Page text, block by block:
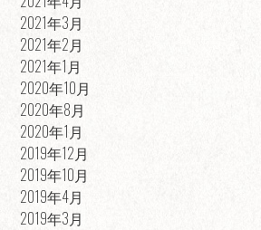
2021年3月
2021年2月
2021年1月
2020年10月
2020年8月
2020年1月
2019年12月
2019年10月
2019年4月
2019年3月